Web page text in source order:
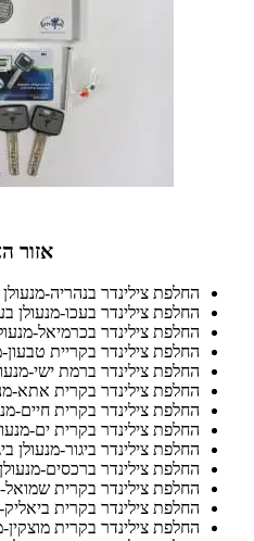
אזור
החלפת צילינדר בנהריה-
החלפת צילינדר בעכו-מנעולן
החלפת צילינדר בכרמיאל-
החלפת צילינדר בקריית
החלפת צילינדר ברמת ישי-
החלפת צילינדר בקרית אתא-
החלפת צילינדר בקרית חיים-
החלפת צילינדר בקרית ים-
החלפת צילינדר ביגור-מנעולן
החלפת צילינדר ברכסים-
החלפת צילינדר בקרית
החלפת צילינדר בקרית
החלפת צילינדר בקרית מוצקין-